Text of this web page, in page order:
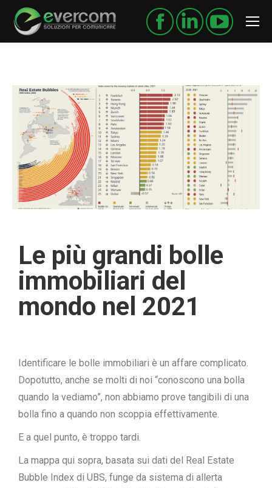
Le più grandi bolle
immobiliari del
mondo nel 2021
Identificare le bolle immobiliari è un affare complicato.
Dopotutto, anche se molti di noi “conoscono una bolla
quando la vediamo”, non abbiamo prove tangibili di una
bolla fino a quando non scoppia effettivamente.
E a quel punto, è troppo tardi.
La mappa qui sopra, basata sui dati del Real Estate
Bubble Index di UBS, funge da sistema di allerta